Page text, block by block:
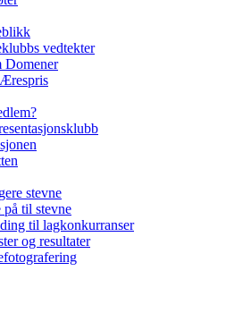
vedtekter
Domener
stevne
på til stevne
til lagkonkurranser
og resultater